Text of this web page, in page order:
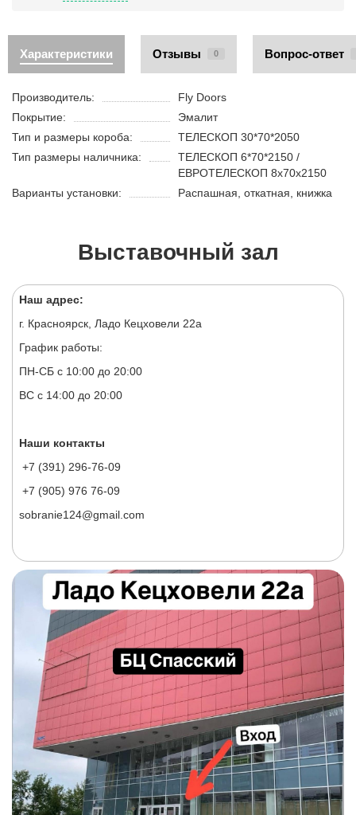
Характеристики Отзывы 0 Вопрос-ответ
Производитель:
Fly Doors
Покрытие:
Эмалит
Тип и размеры короба:
ТЕЛЕСКОП 30*70*2050
Тип размеры наличника:
ТЕЛЕСКОП 6*70*2150 /
ЕВРОТЕЛЕСКОП 8х70х2150
Варианты установки:
Распашная, откатная, книжка
Выставочный зал
Наш адрес:
г. Красноярск, Ладо Кецховели 22а
График работы:
ПН-СБ с 10:00 до 20:00
ВС с 14:00 до 20:00
Наши контакты
+7 (391) 296-76-09
+7 (905) 976 76-09
sobranie124@gmail.com